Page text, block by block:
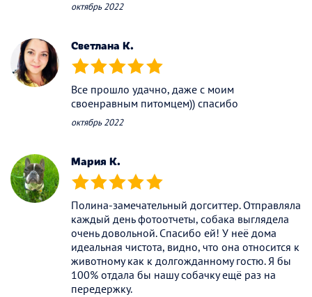
октябрь 2022
Светлана К.
(*) (*) (*) (*) (*)
Все прошло удачно, даже с моим
своенравным питомцем)) спасибо
октябрь 2022
Мария К.
(*) (*) (*) (*) (*)
Полина-замечательный догситтер. Отправляла
каждый день фотоотчеты, собака выглядела
очень довольной. Спасибо ей! У неё дома
идеальная чистота, видно, что она относится к
животному как к долгожданному гостю. Я бы
100% отдала бы нашу собачку ещё раз на
передержку.